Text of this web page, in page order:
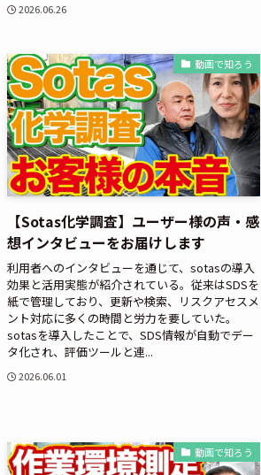
2026.06.26
動画で知ろう
【Sotas化学調査】ユーザー様の声・感
想インタビューをお届けします
利用者へのインタビューを通じて、sotasの導入
効果と活用実態が紹介されている。従来はSDSを
紙で管理しており、更新や検索、リスクアセスメ
ント対応に多くの時間と労力を要していた。
sotasを導入したことで、SDS情報が自動でデー
タ化され、評価ツールと連...
2026.06.01
動画で知ろう